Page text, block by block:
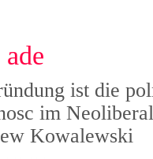
ist die
im
Kowalewski